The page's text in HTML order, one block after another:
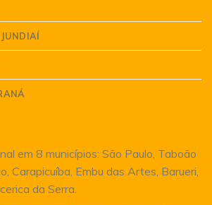
em 8 municípios: São Paulo, Taboão
Carapicuíba, Embu das Artes, Barueri,
da Serra.